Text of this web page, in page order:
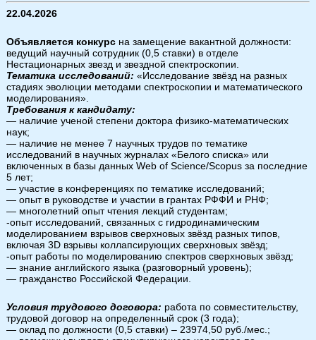
22.04.2026
Объявляется конкурс на замещение вакантной должности:
ведущий научный сотрудник (0,5 ставки) в отделе
Нестационарных звезд и звездной спектроскопии.
Тематика исследований: «Исследование звёзд на разных
стадиях эволюции методами спектроскопии и математического
моделирования».
Требования к кандидату:
— наличие ученой степени доктора физико-математических
наук;
— наличие не менее 7 научных трудов по тематике
исследований в научных журналах «Белого списка» или
включенных в базы данных Web of Science/Scopus за последние
5 лет;
— участие в конференциях по тематике исследований;
— опыт в руководстве и участии в грантах РФФИ и РНФ;
— многолетний опыт чтения лекций студентам;
-опыт исследований, связанных с гидродинамическим
моделированием взрывов сверхновых звёзд разных типов,
включая 3D взрывы коллапсирующих сверхновых звёзд;
-опыт работы по моделированию спектров сверхновых звёзд;
— знание английского языка (разговорный уровень);
— гражданство Российской Федерации.
Условия трудового договора: работа по совместительству,
трудовой договор на определенный срок (3 года);
— оклад по должности (0,5 ставки) – 23974,50 руб./мес.;